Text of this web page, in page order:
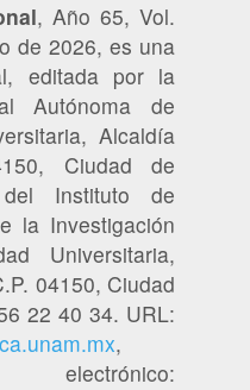
, Año 65, Vol.
de 2026, es una
editada por la
Autónoma de
Alcaldía
Ciudad de
Instituto de
la Investigación
Universitaria,
04150, Ciudad
22 40 34. URL:
,